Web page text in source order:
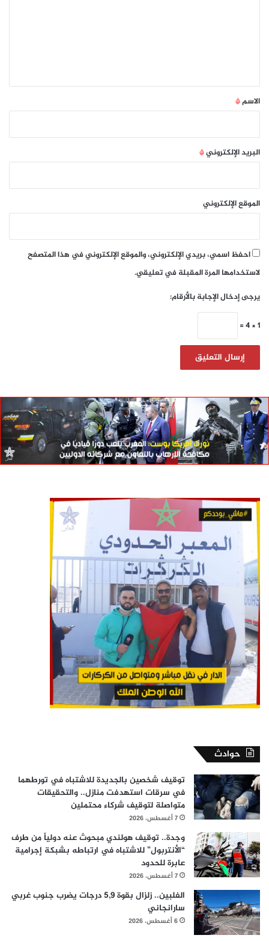
*
الاسم*
البريد الإلكتروني*
الموقع الإلكتروني
احفظ اسمي، بريدي الإلكتروني، والموقع الإلكتروني في هذا المتصفح
لاستخدامها المرة المقبلة في تعليقي.
يرجى إدخال الإجابة بالأرقام:
1 × 4 =
حوادث
توقيف شخصين بالجديدة للاشتباه في تورطهما
في سرقات استهدفت منازل.. والتحقيقات
متواصلة لتوقيف شركاء محتملين
7 أغسطس، 2026
وجدة.. توقيف هولندي مبحوث عنه دولياً من طرف
“الأنتربول” للاشتباه في ارتباطه بشبكة إجرامية
عابرة للحدود
7 أغسطس، 2026
الفلبين.. زلزال بقوة 5,9 درجات يضرب جنوب غربي
سارانجاني
6 أغسطس، 2026